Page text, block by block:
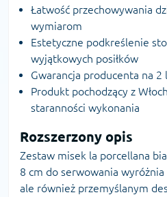
Łatwość przechowywania
wymiarom
Estetyczne podkreślenie
wyjątkowych posiłków
Gwarancja producenta na 2
Produkt pochodzący z
staranności wykonania
Rozszerzony opis
Zestaw misek la porcellana
8 cm do serwowania
ale również przemyślanym